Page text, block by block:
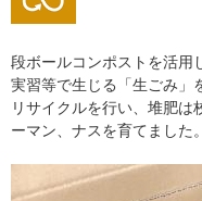
段ボールコンポストを活用
実習等で生じる「生ごみ」
リサイクルを行い、堆肥
ーマン、ナスを育てました。